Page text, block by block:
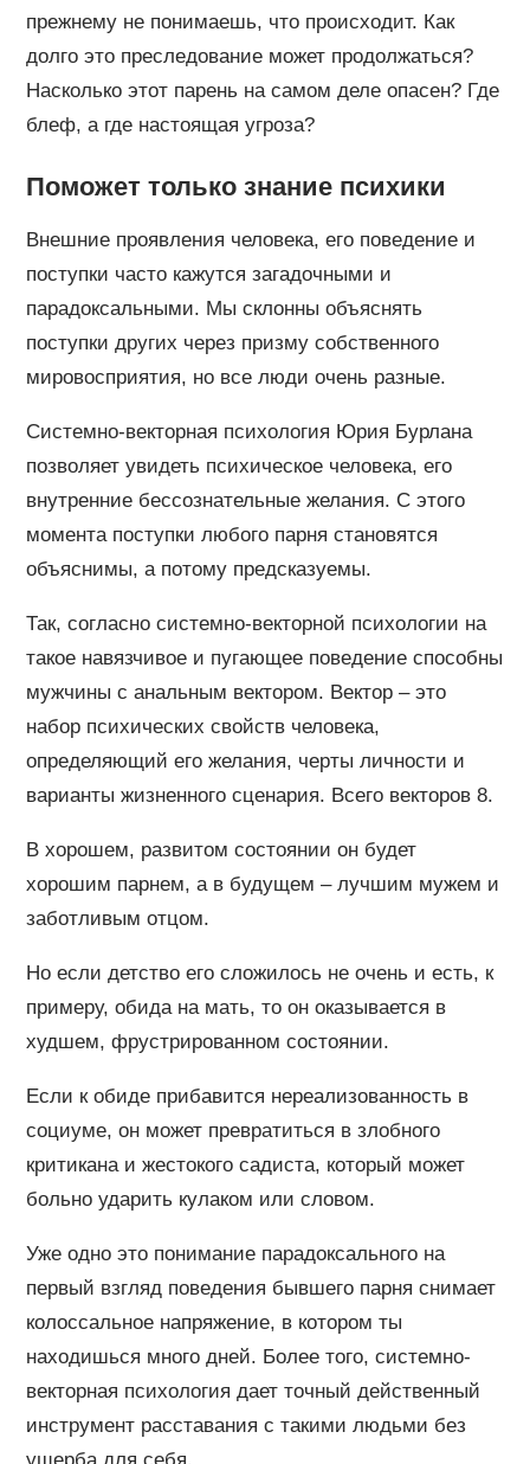
прежнему не понимаешь, что происходит. Как
долго это преследование может продолжаться?
Насколько этот парень на самом деле опасен? Где
блеф, а где настоящая угроза?
Поможет только знание психики
Внешние проявления человека, его поведение и
поступки часто кажутся загадочными и
парадоксальными. Мы склонны объяснять
поступки других через призму собственного
мировосприятия, но все люди очень разные.
Системно-векторная психология Юрия Бурлана
позволяет увидеть психическое человека, его
внутренние бессознательные желания. С этого
момента поступки любого парня становятся
объяснимы, а потому предсказуемы.
Так, согласно системно-векторной психологии на
такое навязчивое и пугающее поведение способны
мужчины с анальным вектором. Вектор – это
набор психических свойств человека,
определяющий его желания, черты личности и
варианты жизненного сценария. Всего векторов 8.
В хорошем, развитом состоянии он будет
хорошим парнем, а в будущем – лучшим мужем и
заботливым отцом.
Но если детство его сложилось не очень и есть, к
примеру, обида на мать, то он оказывается в
худшем, фрустрированном состоянии.
Если к обиде прибавится нереализованность в
социуме, он может превратиться в злобного
критикана и жестокого садиста, который может
больно ударить кулаком или словом.
Уже одно это понимание парадоксального на
первый взгляд поведения бывшего парня снимает
колоссальное напряжение, в котором ты
находишься много дней. Более того, системно-
векторная психология дает точный действенный
инструмент расставания с такими людьми без